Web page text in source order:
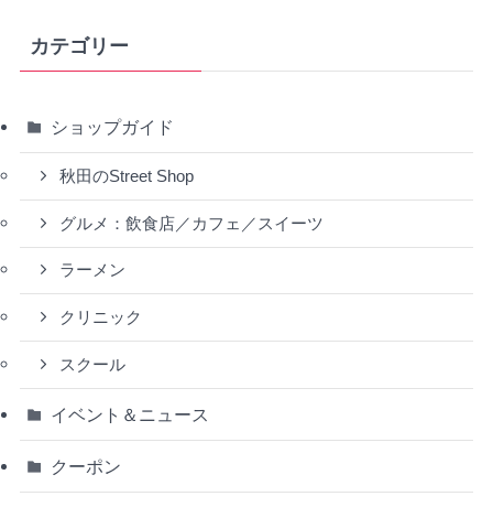
カテゴリー
ショップガイド
秋田のStreet Shop
グルメ：飲食店／カフェ／スイーツ
ラーメン
クリニック
スクール
イベント＆ニュース
クーポン